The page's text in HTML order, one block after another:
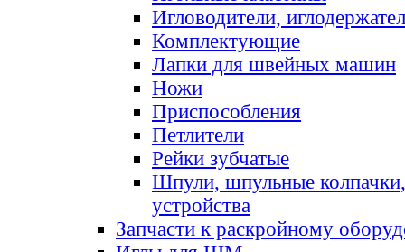
Игловодители,
Комплектующие
Лапки для швейных машин
Ножи
Приспособления
Петлители
Рейки зубчатые
Шпули, шпульные
устройства
Запчасти к раскройному